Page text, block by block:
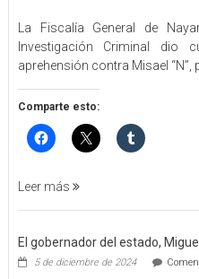
FGEN
ORDEN
DE
APREHENSIÓN
POR
FEMINICIDO
AGRAVADO
FILICIDIO
La Fiscalía General de
Investigación Criminal dio
aprehensión contra Misael “N”,
Comparte esto:
Leer más
El gobernador del estado,
5 de diciembre de 2024